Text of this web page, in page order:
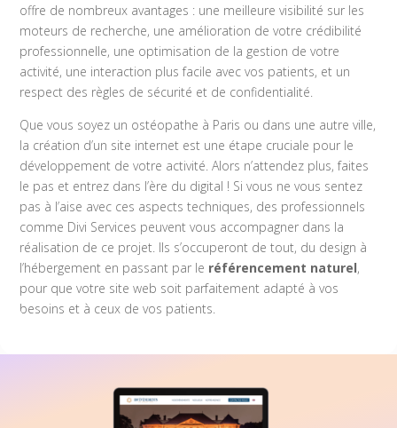
offre de nombreux avantages : une meilleure visibilité sur les
moteurs de recherche, une amélioration de votre crédibilité
professionnelle, une optimisation de la gestion de votre
activité, une interaction plus facile avec vos patients, et un
respect des règles de sécurité et de confidentialité.
Que vous soyez un ostéopathe à Paris ou dans une autre ville,
la création d’un site internet est une étape cruciale pour le
développement de votre activité. Alors n’attendez plus, faites
le pas et entrez dans l’ère du digital ! Si vous ne vous sentez
pas à l’aise avec ces aspects techniques, des professionnels
comme Divi Services peuvent vous accompagner dans la
réalisation de ce projet. Ils s’occuperont de tout, du design à
l’hébergement en passant par le référencement naturel,
pour que votre site web soit parfaitement adapté à vos
besoins et à ceux de vos patients.